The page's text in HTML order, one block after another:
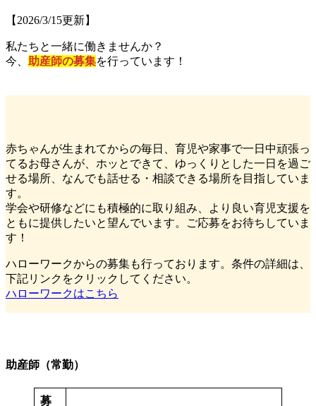
【2026/3/15更新】
私たちと一緒に働きませんか？
今、 助産師の募集を行っています！
赤ちゃんが生まれてからの毎日、育児や家事で一日中頑張っ
てるお母さんが、ホッとできて、ゆっくりとした一日を過ご
せる場所、なんでも話せる・相談できる場所を目指していま
す。
学会や研修などにも積極的に取り組み、より良い育児支援を
ともに提供したいと望んでいます。ご応募をお待ちしていま
す！
ハローワークからの募集も行っております。条件の詳細は、
下記リンクをクリックしてください。
ハローワークはこちら
助産師（常勤）
募